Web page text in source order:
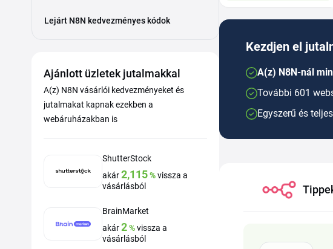
Lejárt N8N kedvezményes kódok
Ajánlott üzletek jutalmakkal
A(z) N8N vásárlói kedvezményeket és
jutalmakat kapnak ezekben a
webáruházakban is
ShutterStock
akár2,115%vissza a
vásárlásból
BrainMarket
akár2%vissza a
vásárlásból
Kezdjen el
A(z) N8N-nál
További 601
Egyszerű és